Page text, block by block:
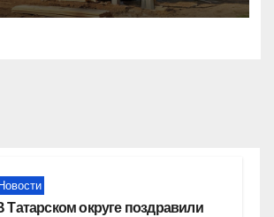
Новости
Татарском округе поздравили